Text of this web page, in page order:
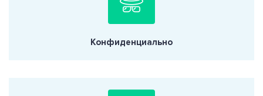
Конфиденциально